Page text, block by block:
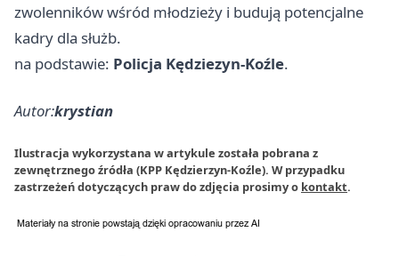
zwolenników wśród młodzieży i budują potencjalne
kadry dla służb.
na podstawie: Policja Kędziezyn-Koźle.
Autor:krystian
Ilustracja wykorzystana w artykule została pobrana z
zewnętrznego źródła (KPP Kędzierzyn-Koźle). W przypadku
zastrzeżeń dotyczących praw do zdjęcia prosimy o kontakt.